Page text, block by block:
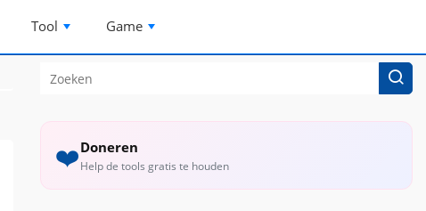
Tool Game
❤️Doneren
Help de tools gratis te houden